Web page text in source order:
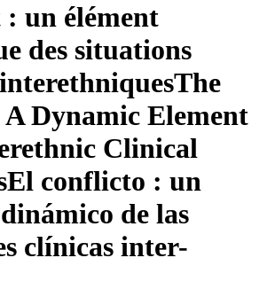
un élément
des situations
The
Dynamic Element
Clinical
El conflicto : un
de las
clínicas inter-